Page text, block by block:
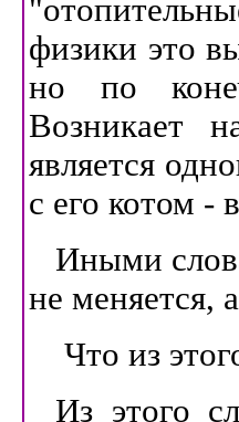
физики это
но по
Возникает
является
с его котом -
Иными
не меняется,
Что из
Из этого